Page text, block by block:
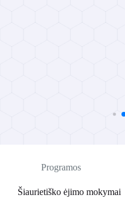
Programos
Šiaurietiško ėjimo mokymai